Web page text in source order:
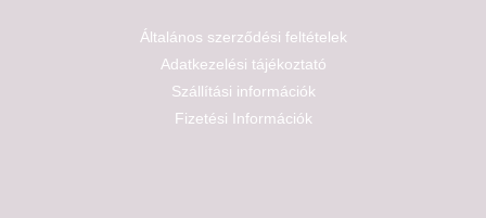
Általános szerződési feltételek
Adatkezelési tájékoztató
Szállítási információk
Fizetési Információk